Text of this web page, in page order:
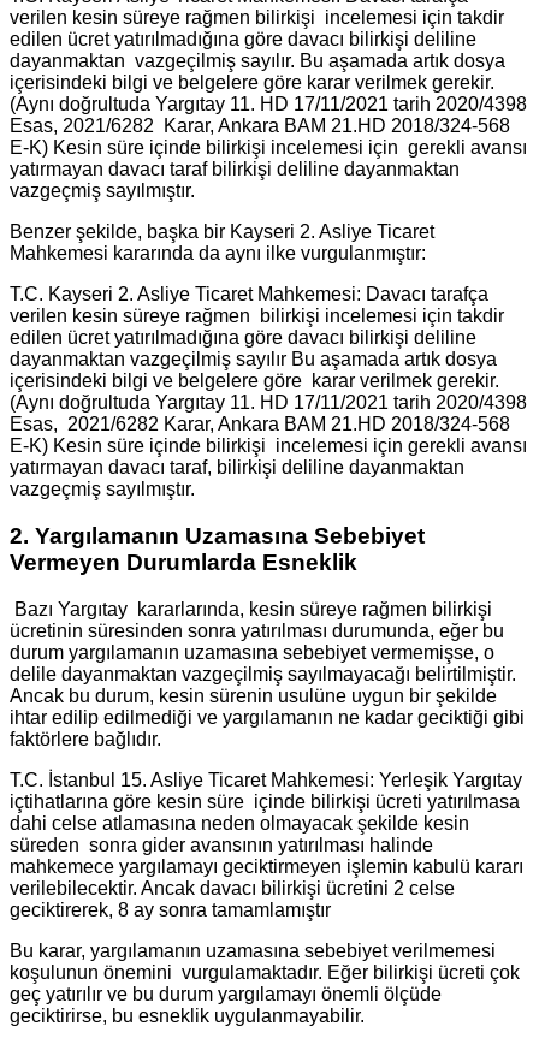
verilen kesin süreye rağmen bilirkişi incelemesi için takdir
edilen ücret yatırılmadığına göre davacı bilirkişi deliline
dayanmaktan vazgeçilmiş sayılır. Bu aşamada artık dosya
içerisindeki bilgi ve belgelere göre karar verilmek gerekir.
(Aynı doğrultuda Yargıtay 11. HD 17/11/2021 tarih 2020/4398
Esas, 2021/6282 Karar, Ankara BAM 21.HD 2018/324-568
E-K) Kesin süre içinde bilirkişi incelemesi için gerekli avansı
yatırmayan davacı taraf bilirkişi deliline dayanmaktan
vazgeçmiş sayılmıştır.
Benzer şekilde, başka bir Kayseri 2. Asliye Ticaret
Mahkemesi kararında da aynı ilke vurgulanmıştır:
T.C. Kayseri 2. Asliye Ticaret Mahkemesi: Davacı tarafça
verilen kesin süreye rağmen bilirkişi incelemesi için takdir
edilen ücret yatırılmadığına göre davacı bilirkişi deliline
dayanmaktan vazgeçilmiş sayılır Bu aşamada artık dosya
içerisindeki bilgi ve belgelere göre karar verilmek gerekir.
(Aynı doğrultuda Yargıtay 11. HD 17/11/2021 tarih 2020/4398
Esas, 2021/6282 Karar, Ankara BAM 21.HD 2018/324-568
E-K) Kesin süre içinde bilirkişi incelemesi için gerekli avansı
yatırmayan davacı taraf, bilirkişi deliline dayanmaktan
vazgeçmiş sayılmıştır.
2. Yargılamanın Uzamasına Sebebiyet
Vermeyen Durumlarda Esneklik
Bazı Yargıtay kararlarında, kesin süreye rağmen bilirkişi
ücretinin süresinden sonra yatırılması durumunda, eğer bu
durum yargılamanın uzamasına sebebiyet vermemişse, o
delile dayanmaktan vazgeçilmiş sayılmayacağı belirtilmiştir.
Ancak bu durum, kesin sürenin usulüne uygun bir şekilde
ihtar edilip edilmediği ve yargılamanın ne kadar geciktiği gibi
faktörlere bağlıdır.
T.C. İstanbul 15. Asliye Ticaret Mahkemesi: Yerleşik Yargıtay
içtihatlarına göre kesin süre içinde bilirkişi ücreti yatırılmasa
dahi celse atlamasına neden olmayacak şekilde kesin
süreden sonra gider avansının yatırılması halinde
mahkemece yargılamayı geciktirmeyen işlemin kabulü kararı
verilebilecektir. Ancak davacı bilirkişi ücretini 2 celse
geciktirerek, 8 ay sonra tamamlamıştır
Bu karar, yargılamanın uzamasına sebebiyet verilmemesi
koşulunun önemini vurgulamaktadır. Eğer bilirkişi ücreti çok
geç yatırılır ve bu durum yargılamayı önemli ölçüde
geciktirirse, bu esneklik uygulanmayabilir.